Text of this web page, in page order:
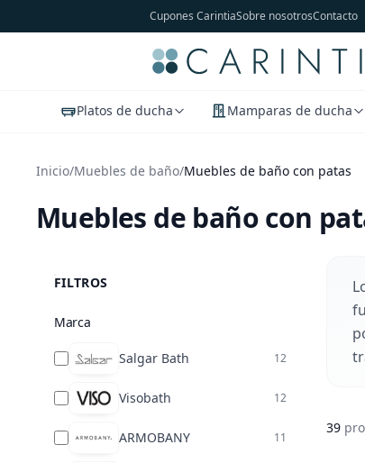
Cupones CarintiaSobre nosotrosContacto
Platos de ducha Mamparas de ducha
Inicio/Muebles de baño/Muebles de baño con patas
Muebles de baño con
FILTROS
Marca
Salgar Bath 12
Visobath 12
ARMOBANY 11
39